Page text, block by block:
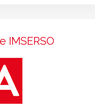
IMSERSO